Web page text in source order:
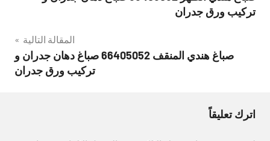
المقالات
تركيب ورق جدران
المقالة التالية
صباغ هندي المنقف 66405052 صباغ دهان جدران و
تركيب ورق جدران
اترك تعليقاً